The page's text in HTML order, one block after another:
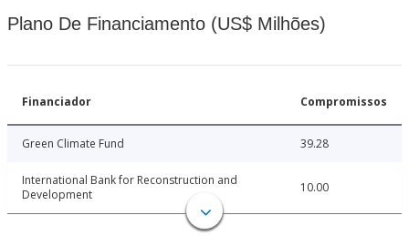
Plano De Financiamento (US$ Milhões)
Financiador Compromissos
Green Climate Fund 39.28
International Bank for Reconstruction and
Development
10.00